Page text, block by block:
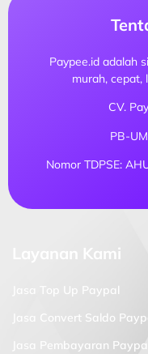
Paypee.id adalah
murah, cepat,
CV.
PB-
Nomor TDPSE:
Layanan Kami
Jasa Top Up Paypal
Jasa Convert Saldo
Jasa Pembayaran